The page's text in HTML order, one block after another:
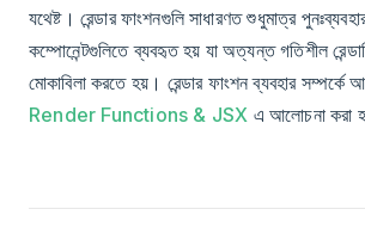
যথেষ্ট। রেন্ডার ফাংশনগুলি সাধারণত শুধুমাত্র
কম্পোনেন্টগুলিতে ব্যবহৃত হয় যা অত্যন্ত গতিশীল
মোকাবিলা করতে হয়। রেন্ডার ফাংশন ব্যবহার সম্পর্কে
Render Functions & JSX এ আলোচনা করা